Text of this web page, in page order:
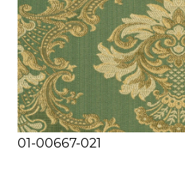
01-00667-021